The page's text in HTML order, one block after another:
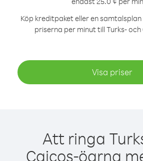
Köp kreditpaket eller en
priserna per minut till Turks-
Visa priser
Att ringa
Caicos-öarna